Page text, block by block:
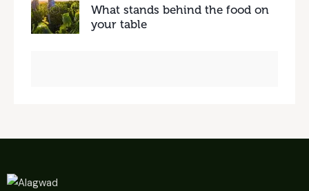
What stands behind the food on
your table